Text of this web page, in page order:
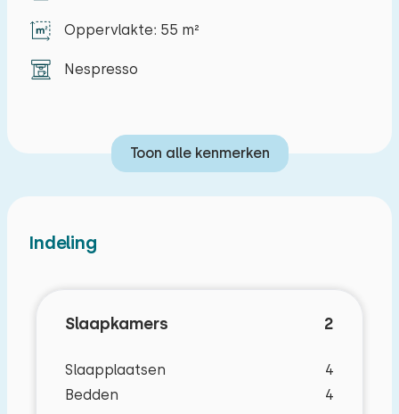
Oppervlakte: 55 m²
Nespresso
Toon alle kenmerken
Indeling
Slaapkamers 2
Slaapplaatsen
4
Bedden
4